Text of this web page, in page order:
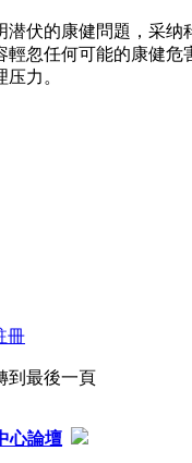
潜伏的康健問題，采纳
輕忽任何可能的康健危
力。
冊
到最後一頁
心論壇